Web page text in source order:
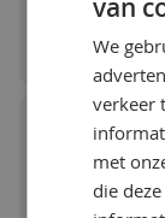
+
Let op!
Vanaf 12x
We
verkeer
met
die